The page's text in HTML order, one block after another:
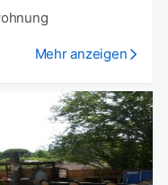
Mehr anzeigen